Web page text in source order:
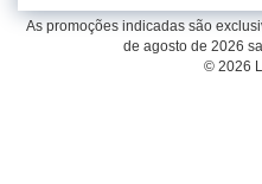
As promoções indicadas são
de agosto de 2026
© 2026